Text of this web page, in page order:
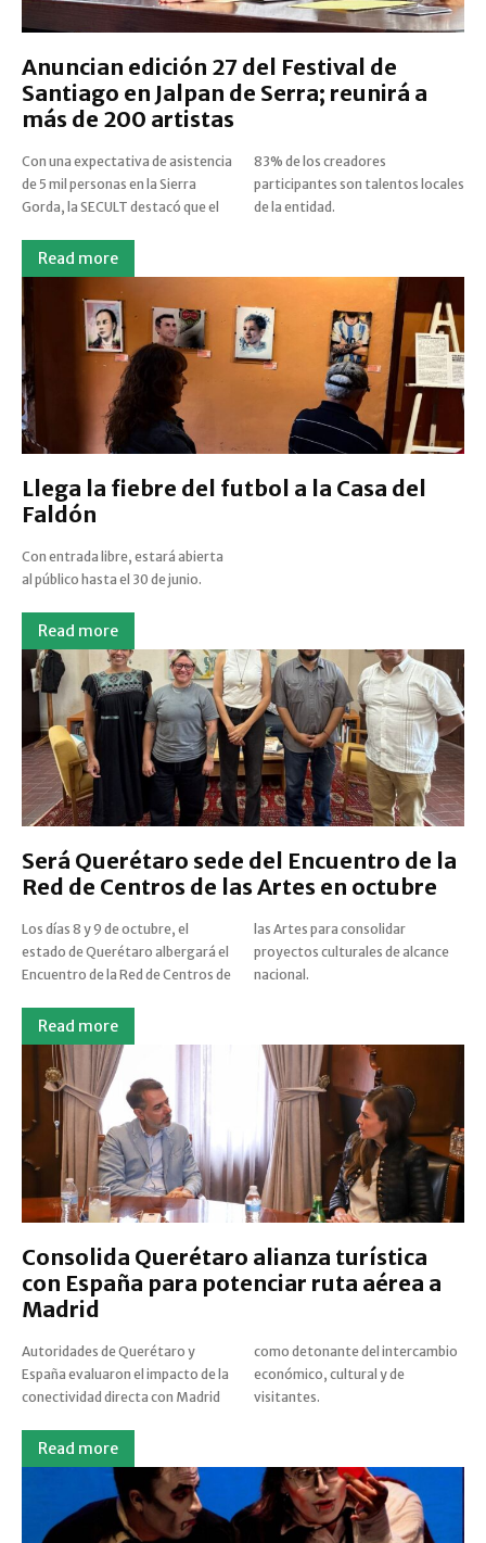
Anuncian edición 27 del Festival de
Santiago en Jalpan de Serra; reunirá a
más de 200 artistas
Con una expectativa de asistencia
de 5 mil personas en la Sierra
Gorda, la SECULT destacó que el
83% de los creadores
participantes son talentos locales
de la entidad.
Read more
Llega la fiebre del futbol a la Casa del
Faldón
Con entrada libre, estará abierta
al público hasta el 30 de junio.
Read more
Será Querétaro sede del Encuentro de la
Red de Centros de las Artes en octubre
Los días 8 y 9 de octubre, el
estado de Querétaro albergará el
Encuentro de la Red de Centros de
las Artes para consolidar
proyectos culturales de alcance
nacional.
Read more
Consolida Querétaro alianza turística
con España para potenciar ruta aérea a
Madrid
Autoridades de Querétaro y
España evaluaron el impacto de la
conectividad directa con Madrid
como detonante del intercambio
económico, cultural y de
visitantes.
Read more